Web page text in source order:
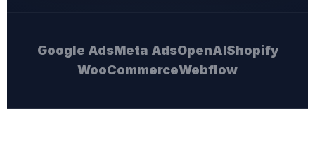
Google AdsMeta AdsOpenAIShopify
WooCommerceWebflow